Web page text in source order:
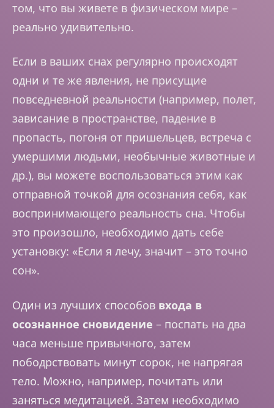
том, что вы живете в физическом мире –
реально удивительно.
Если в ваших снах регулярно происходят
одни и те же явления, не присущие
повседневной реальности (например, полет,
зависание в пространстве, падение в
пропасть, погоня от пришельцев, встреча с
умершими людьми, необычные животные и
др.), вы можете воспользоваться этим как
отправной точкой для осознания себя, как
воспринимающего реальность сна. Чтобы
это произошло, необходимо дать себе
установку: «Если я лечу, значит – это точно
сон».
Один из лучших способов входа в
осознанное сновидение – поспать на два
часа меньше привычного, затем
пободрствовать минут сорок, не напрягая
тело. Можно, например, почитать или
заняться медитацией. Затем необходимо